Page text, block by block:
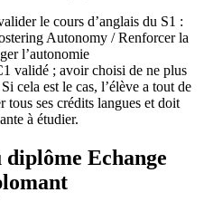
le cours d’anglais du S1 :
Autonomy / Renforcer la
l’autonomie
validé ; avoir choisi de ne plus
cela est le cas, l’élève a tout de
tous ses crédits langues et doit
à étudier.
diplôme Echange